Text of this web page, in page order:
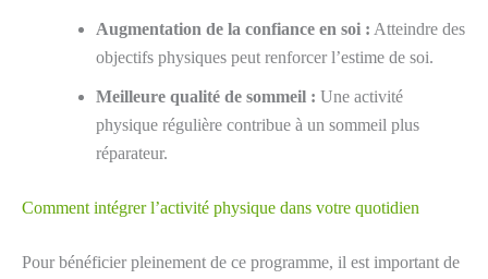
Augmentation de la confiance en soi : Atteindre des
objectifs physiques peut renforcer l’estime de soi.
Meilleure qualité de sommeil : Une activité
physique régulière contribue à un sommeil plus
réparateur.
Comment intégrer l’activité physique dans votre quotidien
Pour bénéficier pleinement de ce programme, il est important de